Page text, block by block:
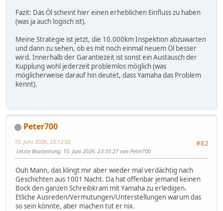
Fazit: Das Öl scheint hier einen erheblichen Einfluss zu haben
(was ja auch logisch ist).
Meine Strategie ist jetzt, die 10.000km Inspektion abzuwarten
und dann zu sehen, ob es mit noch einmal neuem Öl besser
wird. Innerhalb der Garantiezeit ist sonst ein Austausch der
Kupplung wohl jederzeit problemlos möglich (was
möglicherweise darauf hin deutet, dass Yamaha das Problem
kennt).
Peter700
#62
15. Juni 2026, 23:12:02
Letzte Bearbeitung: 15. Juni 2026, 23:35:27 von Peter700
Ouh Mann, das klingt mir aber wieder mal verdächtig nach
Geschichten aus 1001 Nacht. Da hat offenbar jemand keinen
Bock den ganzen Schreibkram mit Yamaha zu erledigen.
Etliche Ausreden/Vermutungen/Unterstellungen warum das
so sein könnte, aber machen tut er nix.